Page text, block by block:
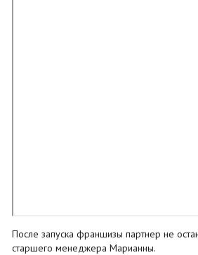
После запуска франшизы партнер не
старшего менеджера Марианны.